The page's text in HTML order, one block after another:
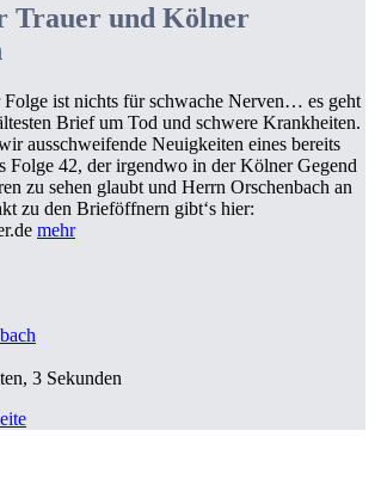
Trauer und Kölner
Folge ist nichts für schwache Nerven… es geht
Brief um Tod und schwere Krankheiten.
ausschweifende Neuigkeiten eines bereits
Folge 42, der irgendwo in der Kölner Gegend
zu sehen glaubt und Herrn Orschenbach an
zu den Brieföffnern gibt‘s hier:
mehr
3 Sekunden